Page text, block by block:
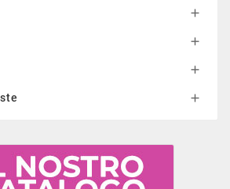



